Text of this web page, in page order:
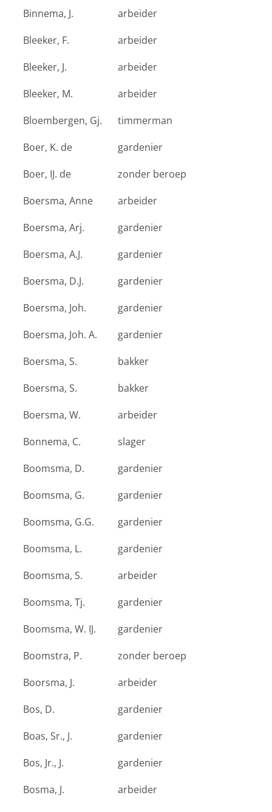
Binnema, J.
arbeider
Bleeker, F.
arbeider
Bleeker, J.
arbeider
Bleeker, M.
arbeider
Bloembergen, Gj.
timmerman
Boer, K. de
gardenier
Boer, IJ. de
zonder beroep
Boersma, Anne
arbeider
Boersma, Arj.
gardenier
Boersma, A.J.
gardenier
Boersma, D.J.
gardenier
Boersma, Joh.
gardenier
Boersma, Joh. A.
gardenier
Boersma, S.
bakker
Boersma, S.
bakker
Boersma, W.
arbeider
Bonnema, C.
slager
Boomsma, D.
gardenier
Boomsma, G.
gardenier
Boomsma, G.G.
gardenier
Boomsma, L.
gardenier
Boomsma, S.
arbeider
Boomsma, Tj.
gardenier
Boomsma, W. IJ.
gardenier
Boomstra, P.
zonder beroep
Boorsma, J.
arbeider
Bos, D.
gardenier
Boas, Sr., J.
gardenier
Bos, Jr., J.
gardenier
Bosma, J.
arbeider